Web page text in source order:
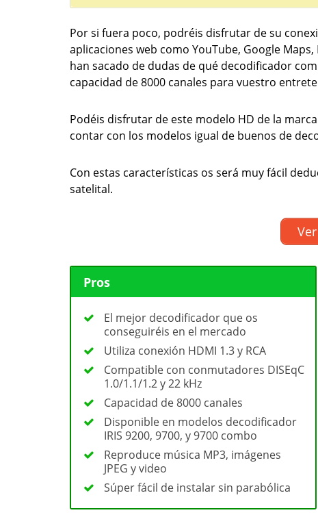
Por si fuera poco, podréis disfrutar de su
aplicaciones web como YouTube, Google
han sacado de dudas de qué decodificador
capacidad de 8000 canales para vuestro
Podéis disfrutar de este modelo HD de la
contar con los modelos igual de buenos de
Con estas características os será muy fácil
satelital.
Pros
El mejor decodificador que os
conseguiréis en el mercado
Utiliza conexión HDMI 1.3 y RCA
Compatible con conmutadores DISEqC
1.0/1.1/1.2 y 22 kHz
Capacidad de 8000 canales
Disponible en modelos decodificador
IRIS 9200, 9700, y 9700 combo
Reproduce música MP3, imágenes
JPEG y video
Súper fácil de instalar sin parabólica